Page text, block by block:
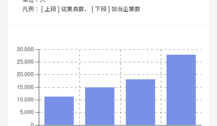
凡例： [ 上段 ] 従業員数、 [ 下段 ] 該当企業数